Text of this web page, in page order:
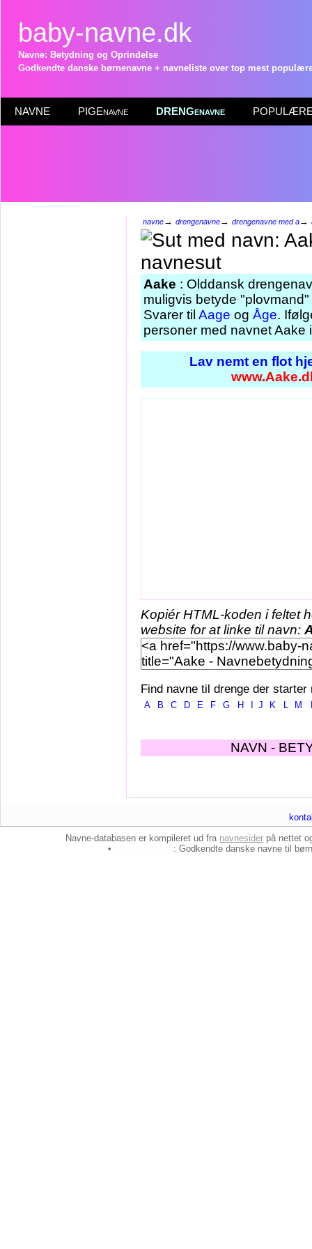
baby-navne.dk
Navne: Betydning og Oprindelse
Godkendte danske børnenavne + navneliste over top mest
NAVNE PIGEnavne DRENGenavne POPULÆRE
navne→ drengenavne→ drengenavne med a→
Aake : Olddansk
muligvis betyde
Svarer til Aage og Åge.
personer med navnet Aake
Lav nemt en flot
Kopiér HTML-koden i feltet
website for at linke til navn:
Find navne til drenge der starter
A B C D E F G H J K L M
NAVN -
Navne-databasen er kompileret ud fra navnesider på nettet
•
: Godkendte danske navne til børn